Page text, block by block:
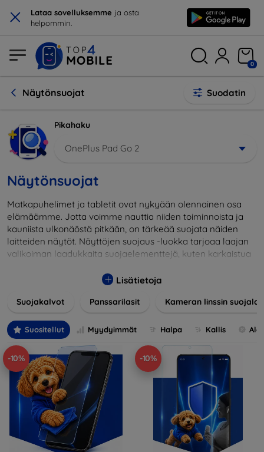
× Lataa sovelluksemme ja osta
helpommin.
0
Näytönsuojat Suodatin
Pikahaku
OnePlus Pad Go 2
Näytönsuojat
Matkapuhelimet ja tabletit ovat nykyään olennainen osa
elämäämme. Jotta voimme nauttia niiden toiminnoista ja
kauniista ulkonäöstä pitkään, on tärkeää suojata näiden
laitteiden näytöt. Näyttöjen suojaus -luokka tarjoaa laajan
valikoiman laadukkaita suojaelementtejä, kuten karkaistua
turvallisuuden ja pidentävät näyttöjen käyttöikää. Karkaistu
kun taas kalvot suojaavat pieniltä vaurioilta ja minimoivat
suojaa investointisi jokapäiväisiltä sudenkuopilta.
Valikoimassamme on tuotteita, jotka ovat yhteensopivia
useiden eri merkkien ja mallien kanssa, mikä takaa, että
jokainen asiakas löytää laitteelleen ihanteellisen suojan.
Lisätietoja
Suojakalvot Panssarilasit Kameran linssin
Suositellut Myydyimmät Halpa Kallis
-10% -10%